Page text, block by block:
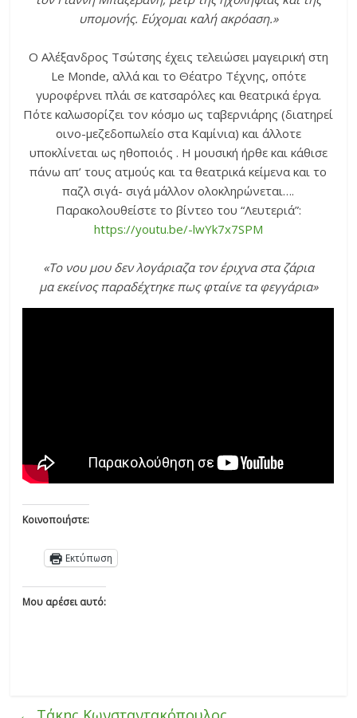
υπομονής. Εύχομαι καλή ακρόαση.»
Ο Αλέξανδρος Τσώτσης έχεις τελειώσει μαγειρική στη
Le Monde, αλλά και το Θέατρο Τέχνης, οπότε
γυροφέρνει πλάι σε κατσαρόλες και θεατρικά έργα.
Πότε καλωσορίζει τον κόσμο ως ταβερνιάρης (διατηρεί
οινο-μεζεδοπωλείο στα Καμίνια) και άλλοτε
υποκλίνεται ως ηθοποιός . Η μουσική ήρθε και κάθισε
πάνω απ’ τους ατμούς και τα θεατρικά κείμενα και το
παζλ σιγά- σιγά μάλλον ολοκληρώνεται….
Παρακολουθείστε το βίντεο του “Λευτεριά”:
https://youtu.be/-lwYk7x7SPM
«Το νου μου δεν λογάριαζα τον έριχνα στα ζάρια
μα εκείνος παραδέχτηκε πως φταίνε τα φεγγάρια»
Κοινοποιήστε:
Εκτύπωση
Μου αρέσει αυτό: